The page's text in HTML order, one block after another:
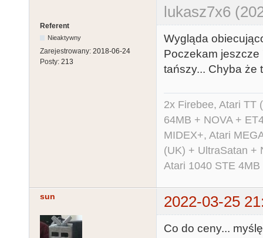
lukasz7x6
Referent
Nieaktywny
Zarejestrowany: 2018-06-24
Posty: 213
Wygląda
Poczekam
tańszy... Chyba że
2x Firebee, Atari TT
64MB + NOVA +
MIDEX+, Atari
(UK) + UltraSatan +
Atari 1040 STE
sun 2022-03-25
Co do ceny...